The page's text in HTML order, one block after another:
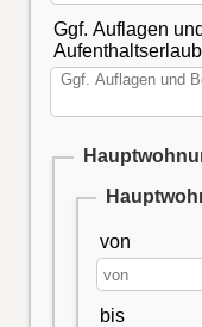
Ggf. Auflagen
von
bis